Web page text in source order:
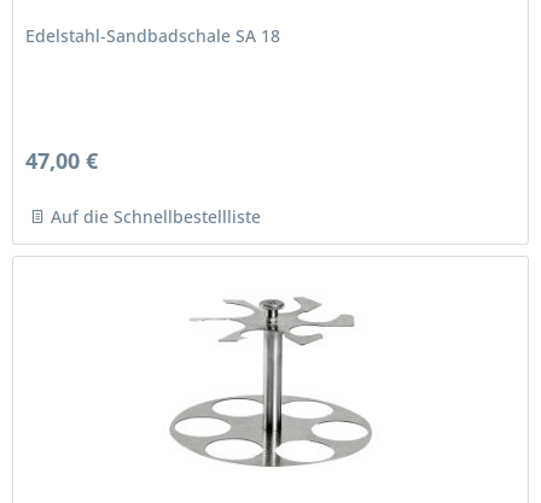
Edelstahl-Sandbadschale SA 18
47,00 €
Auf die Schnellbestellliste